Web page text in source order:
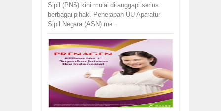
Sipil (PNS) kini mulai ditanggapi serius
berbagai pihak. Penerapan UU Aparatur
Sipil Negara (ASN) me...